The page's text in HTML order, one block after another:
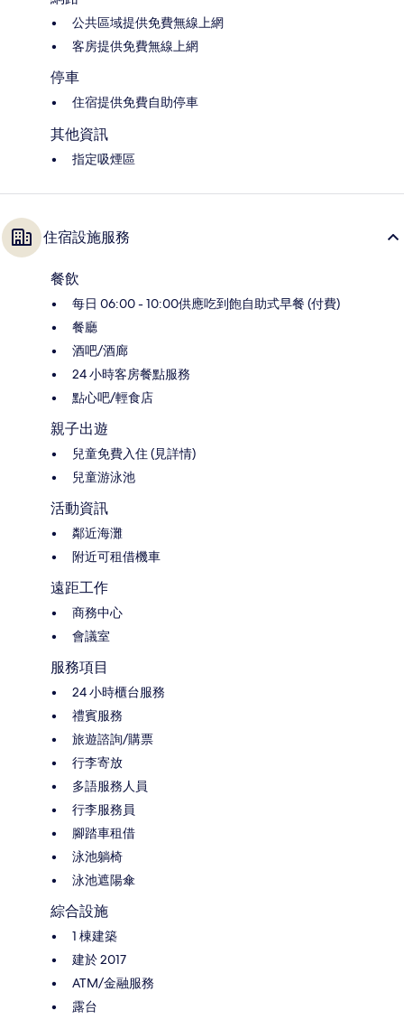
公共區域提供免費無線上網
客房提供免費無線上網
停車
住宿提供免費自助停車
其他資訊
指定吸煙區
住宿設施服務
餐飲
每日 06:00 - 10:00供應吃到飽自助式早餐 (付費)
餐廳
酒吧/酒廊
24 小時客房餐點服務
點心吧/輕食店
親子出遊
兒童免費入住 (見詳情)
兒童游泳池
活動資訊
鄰近海灘
附近可租借機車
遠距工作
商務中心
會議室
服務項目
24 小時櫃台服務
禮賓服務
旅遊諮詢/購票
行李寄放
多語服務人員
行李服務員
腳踏車租借
泳池躺椅
泳池遮陽傘
綜合設施
1 棟建築
建於 2017
ATM/金融服務
露台